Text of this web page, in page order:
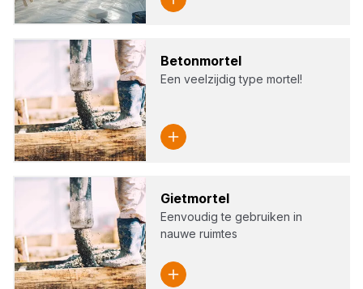
Beton­mor­tel
Een veelzijdig type mortel!
Giet­mor­tel
Eenvoudig te gebruiken in
nauwe ruimtes